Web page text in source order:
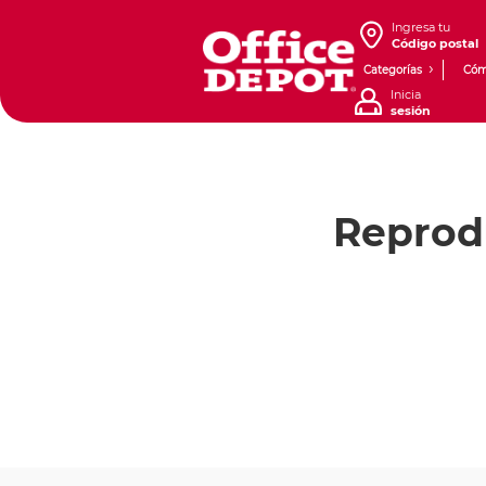
Ingresa tu
Código postal
Categorías
Inicia
sesión